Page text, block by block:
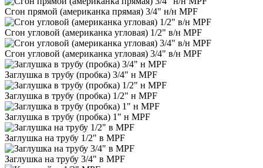
Сгон прямой (американка прямая) 3/4" н/н MPF
Сгон угловой (американка угловая) 1/2" в/н MPF
Сгон угловой (американка угловая) 3/4" в/н MPF
Заглушка в трубу (пробка) 3/4" н MPF
Заглушка в трубу (пробка) 1/2" н MPF
Заглушка в трубу (пробка) 1" н MPF
Заглушка на трубу 1/2" в MPF
Заглушка на трубу 3/4" в MPF